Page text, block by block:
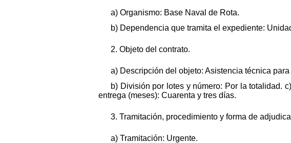
a) Organismo: Base Naval de Rota.
b) Dependencia que tramita el expediente:
2. Objeto del contrato.
a) Descripción del objeto: Asistencia técnica
b) División por lotes y número: Por la totalidad.
entrega (meses): Cuarenta y tres días.
3. Tramitación, procedimiento y forma de
a) Tramitación: Urgente.